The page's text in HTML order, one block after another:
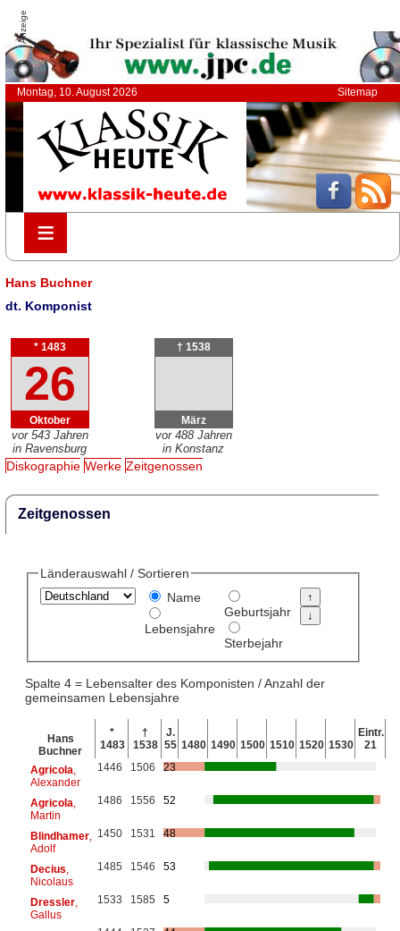
Anzeige
Montag, 10. August 2026 Sitemap
≡
≡
Hans Buchner
dt. Komponist
* 1483
26
Oktober
vor 543 Jahren
in Ravensburg
† 1538
März
vor 488 Jahren
in Konstanz
Diskographie Werke Zeitgenossen
Zeitgenossen
Länderauswahl / Sortieren
Name
Lebensjahre
Geburtsjahr
Sterbejahr
Spalte 4 = Lebensalter des Komponisten / Anzahl der
gemeinsamen Lebensjahre
Hans
Buchner
*
1483
†
1538
J.
55 1480 1490 1500 1510 1520 1530
Eintr.
21
Agricola
Alexander
1446 1506 23
Agricola
Martin
1486 1556 52
Blindhamer,
Adolf
1450 1531 48
Decius
Nicolaus
1485 1546 53
Dressler,
Gallus
1533 1585 5